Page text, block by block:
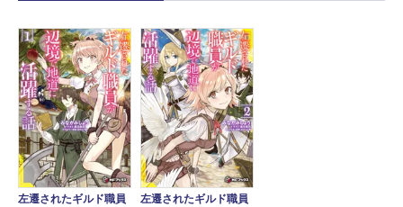
左遷されたギルド職員
左遷されたギルド職員